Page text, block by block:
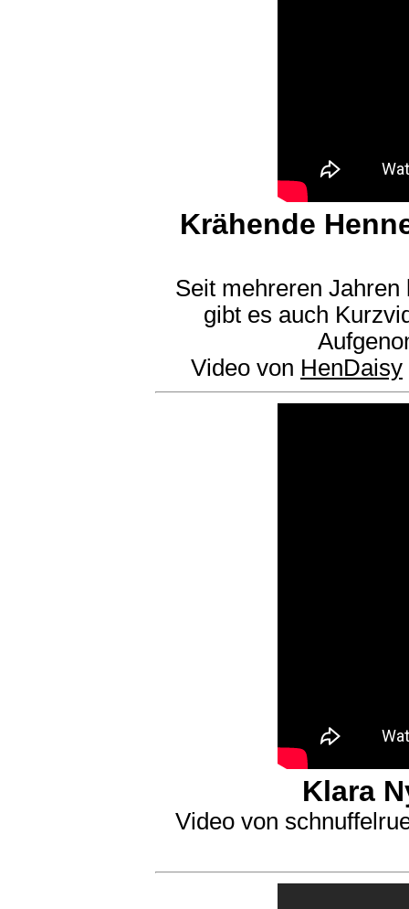
Krähende
Seit mehreren
gibt es auch
Video von HenDaisy
Klara
Video von